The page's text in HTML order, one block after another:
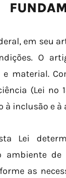
em seu
O
material.
(Lei nº
à inclusão e à
Lei
ambiente
as